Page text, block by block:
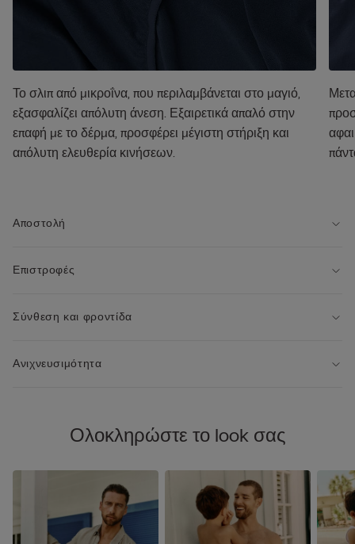
Το σλιπ από μικροΐνα, που περιλαμβάνεται στο μαγιό,
εξασφαλίζει απόλυτη άνεση. Εξαιρετικά απαλό στην
επαφή με το δέρμα, προσφέρει μέγιστη στήριξη και
απόλυτη ελευθερία κινήσεων.
Αποστολή
Επιστροφές
Σύνθεση και φροντίδα
Ανιχνευσιμότητα
Ολοκληρώστε το look σας